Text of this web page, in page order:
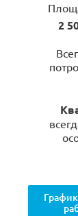
2